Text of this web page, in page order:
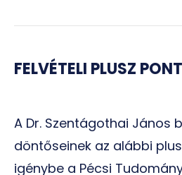
FELVÉTELI PLUSZ
A Dr. Szentágothai János
döntőseinek az alábbi
igénybe a Pécsi